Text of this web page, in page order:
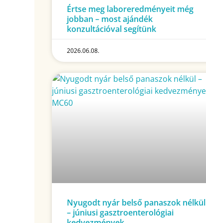
Értse meg laboreredményeit még
jobban – most ajándék
konzultációval segítünk
2026.06.08.
Nyugodt nyár belső panaszok nélkül
– júniusi gasztroenterológiai